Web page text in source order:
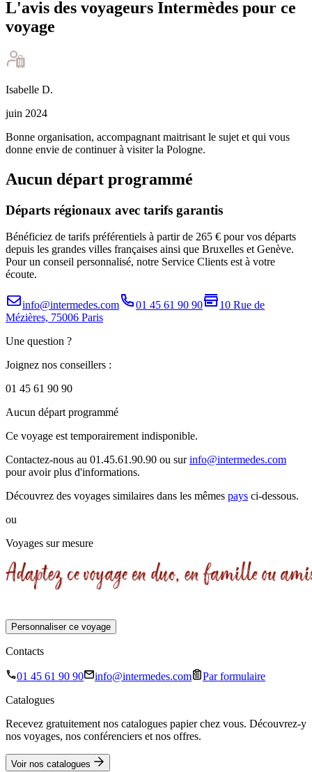
L'avis des voyageurs Intermèdes pour ce
voyage
Isabelle D.
juin 2024
Bonne organisation, accompagnant maitrisant le sujet et qui vous
donne envie de continuer à visiter la Pologne.
Aucun départ programmé
Départs régionaux avec tarifs garantis
Bénéficiez de tarifs préférentiels à partir de 265 € pour vos départs
depuis les grandes villes françaises ainsi que Bruxelles et Genève.
Pour un conseil personnalisé, notre Service Clients est à votre
écoute.
info@intermedes.com 01 45 61 90 90
10 Rue de
Mézières, 75006 Paris
Une question ?
Joignez nos conseillers :
01 45 61 90 90
Aucun départ programmé
Ce voyage est temporairement indisponible.
Contactez-nous au 01.45.61.90.90 ou surinfo@intermedes.com
pour avoir plus d'informations.
Découvrez des voyages similaires dans les mêmes pays ci-dessous.
ou
Voyages sur mesure
Personnaliser ce voyage
Contacts
01 45 61 90 90 info@intermedes.com
Par formulaire
Catalogues
Recevez gratuitement nos catalogues papier chez vous. Découvrez-y
nos voyages, nos conférenciers et nos offres.
Voir nos catalogues